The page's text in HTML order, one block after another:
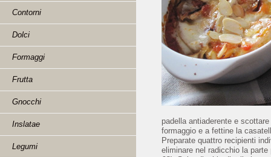
Contorni
Dolci
Formaggi
Frutta
Gnocchi
Inslatae
Legumi
padella antiaderente e
formaggio e a fettine la
Preparate quattro recipienti
eliminare nel radicchio la